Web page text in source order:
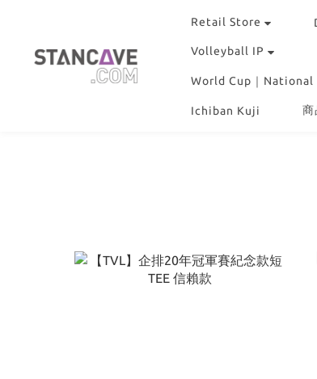
Retail Store
Volleyball IP
World Cup｜National
Ichiban Kuji 商